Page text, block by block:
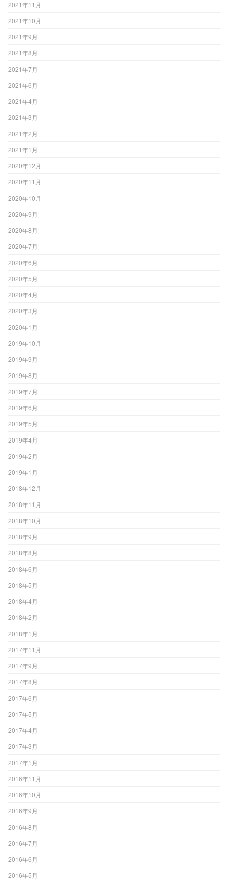
2021年11月
2021年10月
2021年9月
2021年8月
2021年7月
2021年6月
2021年4月
2021年3月
2021年2月
2021年1月
2020年12月
2020年11月
2020年10月
2020年9月
2020年8月
2020年7月
2020年6月
2020年5月
2020年4月
2020年3月
2020年1月
2019年10月
2019年9月
2019年8月
2019年7月
2019年6月
2019年5月
2019年4月
2019年2月
2019年1月
2018年12月
2018年11月
2018年10月
2018年9月
2018年8月
2018年6月
2018年5月
2018年4月
2018年2月
2018年1月
2017年11月
2017年9月
2017年8月
2017年6月
2017年5月
2017年4月
2017年3月
2017年1月
2016年11月
2016年10月
2016年9月
2016年8月
2016年7月
2016年6月
2016年5月